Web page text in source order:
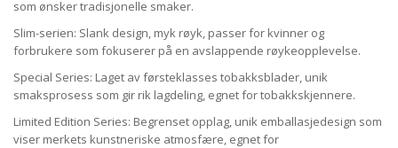
som ønsker tradisjonelle smaker.
Slim-serien: Slank design, myk røyk, passer for kvinner og
forbrukere som fokuserer på en avslappende røykeopplevelse.
Special Series: Laget av førsteklasses tobakksblader, unik
smaksprosess som gir rik lagdeling, egnet for tobakkskjennere.
Limited Edition Series: Begrenset opplag, unik emballasjedesign som
viser merkets kunstneriske atmosfære, egnet for